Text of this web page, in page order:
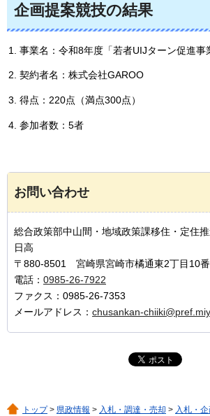
企画提案競技の結果
事業名：令和8年度「若者UIJターン促進事
契約者名：株式会社GAROO
得点：220点（満点300点）
参加者数：5者
お問い合わせ
総合政策部中山間・地域政策課移住・定住推
日高
〒880-8501 宮崎県宮崎市橘通東2丁目10
電話： 0985-26-7922
ファクス：0985-26-7353
メールアドレス： chusankan-
トップ> 県政情報 > 入札・調達・売却 > 入札・